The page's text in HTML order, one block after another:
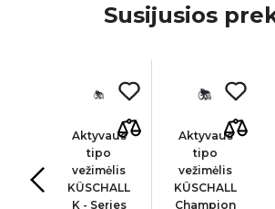
Susijusios
Aktyvaus
tipo
vežimėlis
KÜSCHALL
K - Series
Aktyvaus
tipo
vežimėlis
KÜSCHALL
Champion